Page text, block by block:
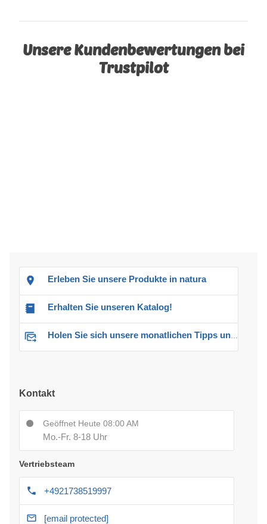
Unsere Kundenbewertungen bei
Trustpilot
Erleben Sie unsere Produkte in natura
Erhalten Sie unseren Katalog!
Holen Sie sich unsere monatlichen Tipps und Angebote
Kontakt
Geöffnet Heute 08:00 AM
Mo.-Fr. 8-18 Uhr
Vertriebsteam
+4921738519997
[email protected]